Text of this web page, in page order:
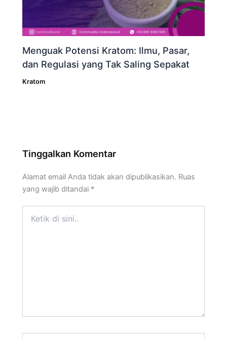
Menguak Potensi Kratom: Ilmu, Pasar,
dan Regulasi yang Tak Saling Sepakat
Kratom
Tinggalkan Komentar
Alamat email Anda tidak akan dipublikasikan. Ruas
yang wajib ditandai *